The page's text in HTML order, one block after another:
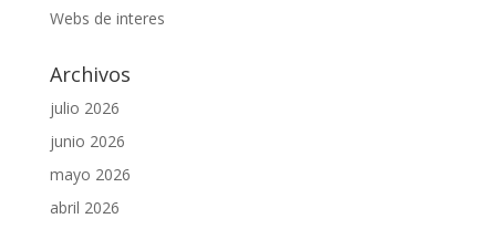
Webs de interes
Archivos
julio 2026
junio 2026
mayo 2026
abril 2026